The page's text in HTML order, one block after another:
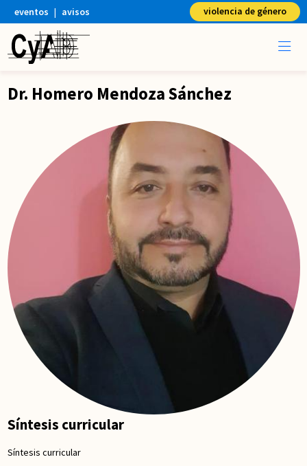
eventos | avisos violencia de género
Dr. Homero Mendoza Sánchez
Síntesis curricular
Síntesis curricular